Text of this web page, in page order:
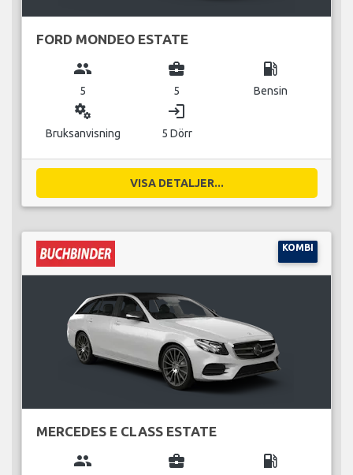
FORD MONDEO ESTATE
group
5
business_center
5
local_gas_station
Bensin
miscellaneous_services
Bruksanvisning
login
5 Dörr
VISA DETALJER...
KOMBI
MERCEDES E CLASS ESTATE
group business_center local_gas_station